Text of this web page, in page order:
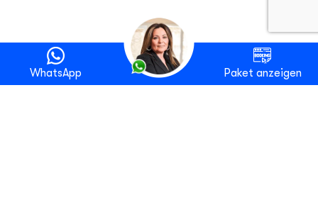
WhatsApp Paket anzeigen